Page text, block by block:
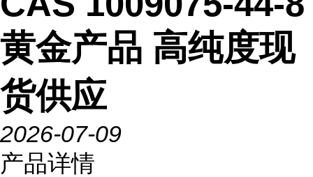
黄金产品 高纯度现
货供应
2026-07-09
产品详情